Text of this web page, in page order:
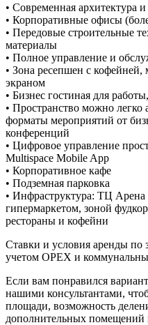
• Современная архитектура
• Корпоративные офисы
• Передовые строительные
материалы
• Полное управление и
• Зона ресепшен с
экраном
• Бизнес гостиная для
• Пространство можно легко
форматы мероприятий от
конференций
• Цифровое управление
Multispace Mobile App
• Корпоративное кафе
• Подземная парковка
• Инфраструктура: ТЦ
гипермаркетом, зоной
рестораны и кофейни
Ставки и условия аренды по
учетом ОРЕХ и
Если вам понравился
нашими консультантами,
площади, возможность
дополнительных помещений